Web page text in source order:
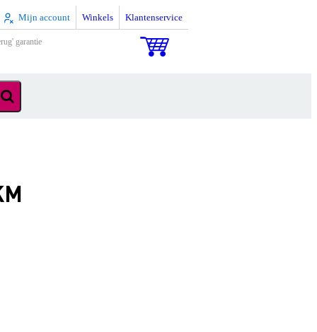
Mijn account Winkels Klantenservice
garantie